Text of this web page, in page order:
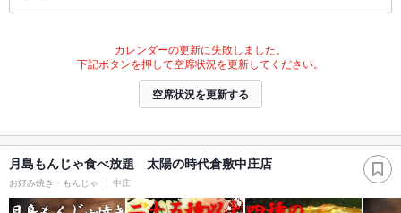
カレンダーの更新に失敗しました。
下記ボタンを押して空席状況を更新してください。
空席状況を更新する
月島もんじゃ食べ放題 太陽の時代倉敷中庄店
お好み焼き・もんじゃ 中庄